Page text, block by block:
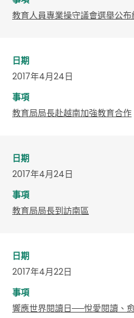
教育人員專業操守議會選舉公布
日期
2017年4月24日
事項
教育局局長赴越南加強教育合作
日期
2017年4月24日
事項
教育局局長到訪南區
日期
2017年4月22日
事項
響應世界閱讀日──悅愛閱讀、